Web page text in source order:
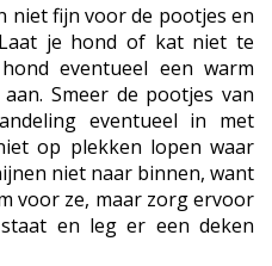
niet fijn voor de pootjes en
je hond of kat niet te
eventueel een warm
Smeer de pootjes van
eventueel in met
op plekken lopen waar
niet naar binnen, want
voor ze, maar zorg ervoor
en leg er een deken